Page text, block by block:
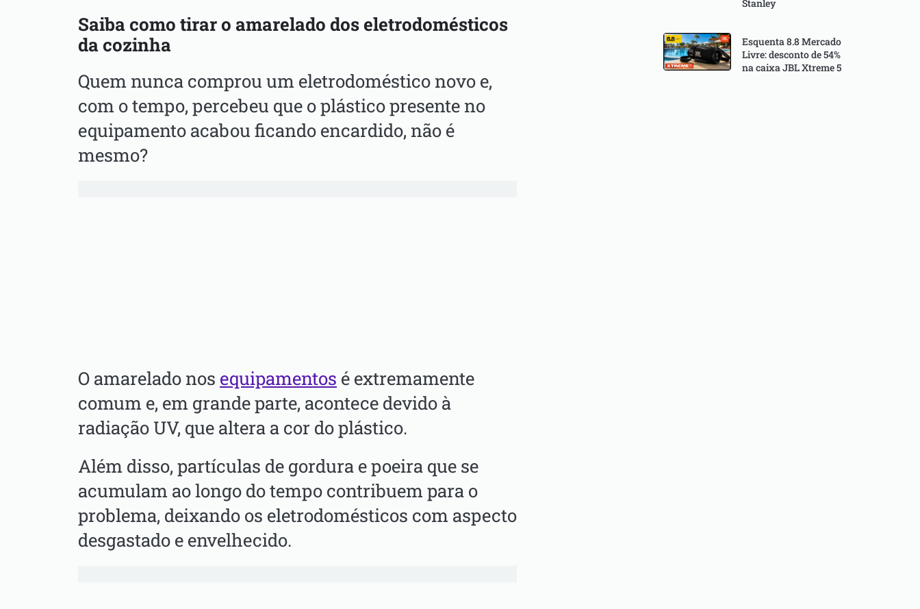
Saibacomo tirar o amarelado dos eletrodomésticos
da cozinha
Quem nunca comprou um eletrodoméstico novo e,
com o tempo, percebeu que o plástico presente no
equipamento acabou ficando encardido, não é
mesmo?
O amarelado nos equipamentos é extremamente
comum e, em grande parte, acontece devido à
radiação UV, que altera a cor do plástico.
Além disso, partículas de gordura e poeira que se
acumulam ao longo do tempo contribuem para o
problema, deixando os eletrodomésticos com aspecto
desgastado e envelhecido.
Stanley
Esquenta 8.8 Mercado
Livre: desconto de 54%
na caixa JBL Xtreme 5